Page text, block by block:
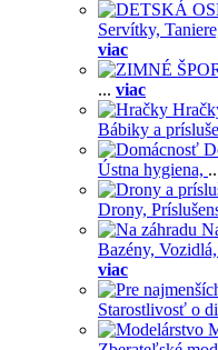
Servítky,
viac
... viac
Bábiky a
Ústna hygiena,
Drony,
Bazény, Vozidlá,
viac
Starostlivosť o